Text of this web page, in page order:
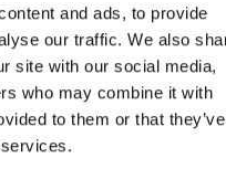
and ads, to provide
our traffic. We also
site with our social media,
who may combine it with
to them or that they’ve